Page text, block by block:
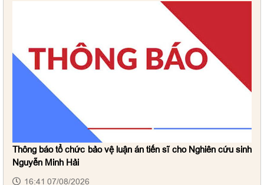
Thông báo tổ chức bảo vệ luận án tiến sĩ cho Nghiên cứu sinh
Nguyễn Minh Hải
16:41 07/08/2026